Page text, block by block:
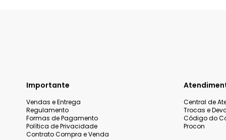
Importante
Vendas e Entrega
Regulamento
Formas de Pagamento
Política de Privacidade
Contrato Compra e Venda
Central de
Trocas e
Código do
Procon